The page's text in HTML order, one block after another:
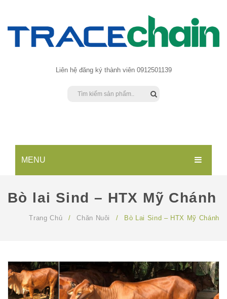
Liên hệ đăng ký thành viên 0912501139
MENU
LIÊN HỆ
Bò lai Sind – HTX Mỹ Chánh
Trang Chủ / Chăn Nuôi / Bò Lai Sind – HTX Mỹ Chánh